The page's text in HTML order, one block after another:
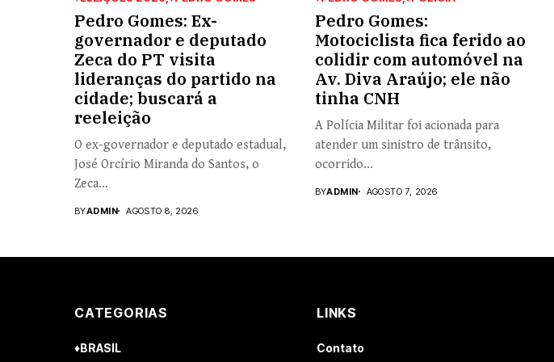
Pedro Gomes: Ex-
governador e deputado
Zeca do PT visita
lideranças do partido na
cidade; buscará a
reeleição
O ex-governador e deputado estadual,
José Orcírio Miranda do Santos, o
Zeca...
BYADMIN AGOSTO 8, 2026
Pedro Gomes:
Motociclista fica ferido ao
colidir com automóvel na
Av. Diva Araújo; ele não
tinha CNH
A Polícia Militar foi acionada para
atender um sinistro de trânsito,
ocorrido...
BYADMIN AGOSTO 7, 2026
CATEGORIAS
♦BRASIL
LINKS
Contato